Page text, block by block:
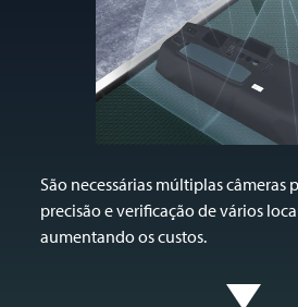
São necessárias múltiplas câmeras
precisão e verificação de vários
aumentando os custos.